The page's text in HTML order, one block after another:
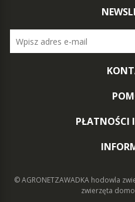
PŁATNOŚCI
© AGRONETZAWADKA hodowla
zwierzęta